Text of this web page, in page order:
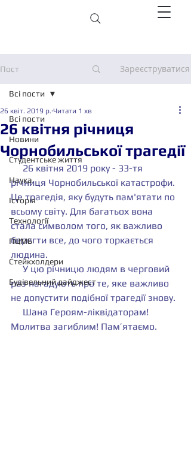
Пост Зареєструватися
Всі пости
Новини
Студентське життя
Наука
Історія
Технології
ПЦМБ
Стейкхолдери
Будівельний дайджест
Всі пости
26 квітня річниця
Чорнобильської трагедії
26 квіт. 2019 р. Читати 1 хв
     26 квітня 2019 року - 33-тя
річниця Чорнобильської катастрофи.
Це трагедія, яку будуть пам'ятати по
всьому світу. Для багатьох вона
стала символом того, як важливо
берегти все, до чого торкається
людина.
     У цю річницю людям в черговий
раз нагадують про те, яке важливо
не допустити подібної трагедії знову.
Молитва загиблим! Пам’ятаємо.